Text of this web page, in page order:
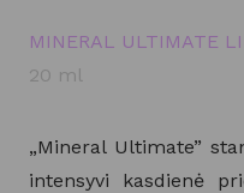
MINERAL ULTIMATE
20 ml
„Mineral Ultimate”
intensyvi kasdienė